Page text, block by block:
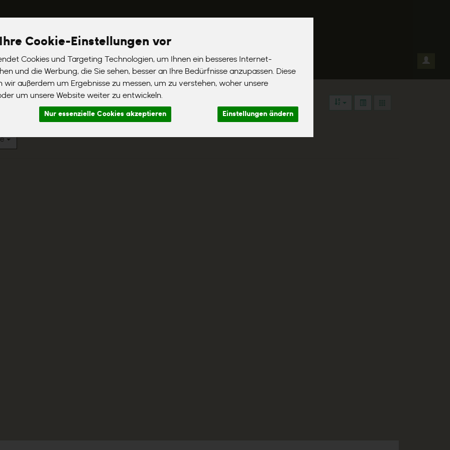
Cookie-Einstellungen vor
Cookies und Targeting Technologien, um Ihnen ein besseres Internet-
und die Werbung, die Sie sehen, besser an Ihre Bedürfnisse anzupassen. Diese
wir außerdem um Ergebnisse zu messen, um zu verstehen, woher unsere
um unsere Website weiter zu entwickeln.
Nur essenzielle Cookies akzeptieren Einstellungen ändern
Liefergebiete Häufig gestellte Fragen Aktionsartikel